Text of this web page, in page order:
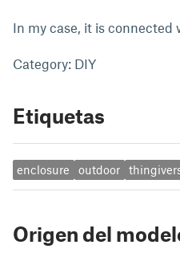
In my case, it is
Category: DIY
Etiquetas
enclosure outdoor
Origen del